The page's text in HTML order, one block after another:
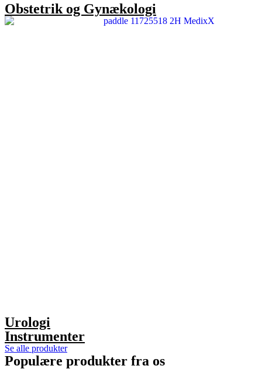
Obstetrik og Gynækologi
Urologi
Instrumenter
Se alle produkter
Populære produkter fra os